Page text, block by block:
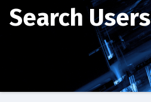
Search Users